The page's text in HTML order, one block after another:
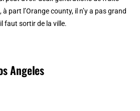
part l’Orange county, il n’y a pas grand
faut sortir de la ville.
Angeles